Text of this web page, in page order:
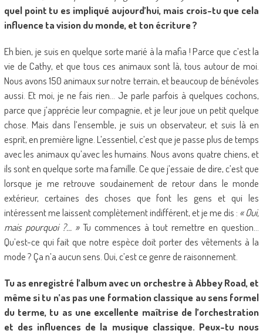
quel point tu es impliqué aujourd’hui, mais crois-tu que cela
influence ta vision du monde, et ton écriture ?
Eh bien, je suis en quelque sorte marié à la mafia ! Parce que c’est la
vie de Cathy, et que tous ces animaux sont là, tous autour de moi.
Nous avons 150 animaux sur notre terrain, et beaucoup de bénévoles
aussi. Et moi, je ne fais rien… Je parle parfois à quelques cochons,
parce que j’apprécie leur compagnie, et je leur joue un petit quelque
chose. Mais dans l’ensemble, je suis un observateur, et suis là en
esprit, en première ligne. L’essentiel, c’est que je passe plus de temps
avec les animaux qu’avec les humains. Nous avons quatre chiens, et
ils sont en quelque sorte ma famille. Ce que j’essaie de dire, c’est que
lorsque je me retrouve soudainement de retour dans le monde
extérieur, certaines des choses que font les gens et qui les
intéressent me laissent complètement indifférent, et je me dis : « Oui,
mais pourquoi ?… »Tu commences à tout remettre en question…
Qu’est-ce qui fait que notre espèce doit porter des vêtements à la
mode ? Ça n’a aucun sens. Oui, c’est ce genre de raisonnement.
Tu as enregistré l’album avec un orchestre à Abbey Road, et
même si tu n’as pas une formation classique au sens formel
du terme, tu as une excellente maîtrise de l’orchestration
et des influences de la musique classique. Peux-tu nous